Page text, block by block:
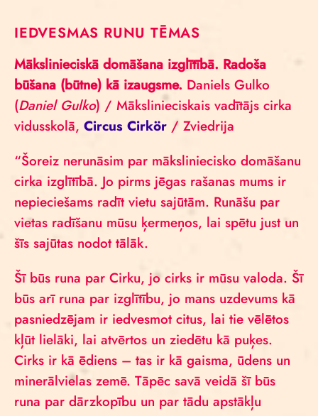
IEDVESMAS RUNU TĒMAS
Mākslinieciskā domāšana izglītībā. Radoša
būšana (būtne) kā izaugsme. Daniels Gulko
(Daniel Gulko) / Mākslinieciskais vadītājs cirka
vidusskolā, Circus Cirkör / Zviedrija
“Šoreiz nerunāsim par māksliniecisko domāšanu
cirka izglītībā. Jo pirms jēgas rašanas mums ir
nepieciešams radīt vietu sajūtām. Runāšu par
vietas radīšanu mūsu ķermeņos, lai spētu just un
šīs sajūtas nodot tālāk.
Šī būs runa par Cirku, jo cirks ir mūsu valoda. Šī
būs arī runa par izglītību, jo mans uzdevums kā
pasniedzējam ir iedvesmot citus, lai tie vēlētos
kļūt lielāki, lai atvērtos un ziedētu kā puķes.
Cirks ir kā ēdiens – tas ir kā gaisma, ūdens un
minerālvielas zemē. Tāpēc savā veidā šī būs
runa par dārzkopību un par tādu apstākļu